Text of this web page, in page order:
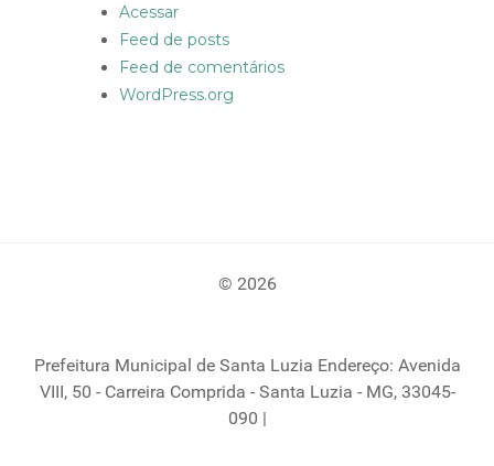
Acessar
Feed de posts
Feed de comentários
WordPress.org
© 2026
Prefeitura Municipal de Santa Luzia Endereço: Avenida
VIII, 50 - Carreira Comprida - Santa Luzia - MG, 33045-
090 |